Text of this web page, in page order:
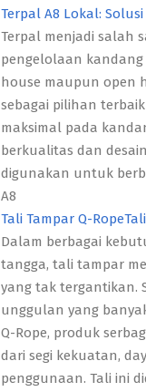
Terpal A8 Lokal:
Terpal menjadi salah
pengelolaan kandang
house maupun open
sebagai pilihan
maksimal pada
berkualitas dan
digunakan untuk
A8
Tali Tampar Q-
Dalam berbagai
tangga, tali tampar
yang tak tergantikan.
unggulan yang
Q-Rope, produk
dari segi kekuatan,
penggunaan. Tali ini